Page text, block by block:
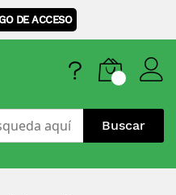
DE ACCESO
Buscar